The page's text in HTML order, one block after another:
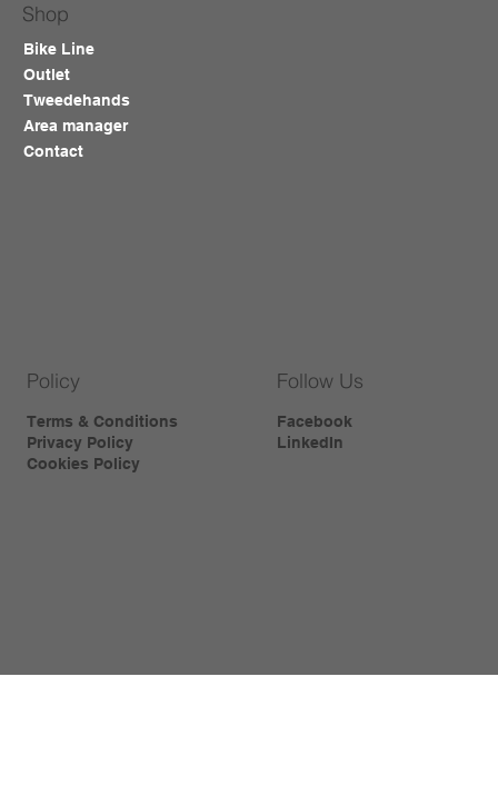
Terms & Conditions
Privacy Policy
Cookies Policy
Policy
Shop
Bike Line
Outlet
Tweedehands
Area manager
Contact
Facebook
LinkedIn
Follow Us